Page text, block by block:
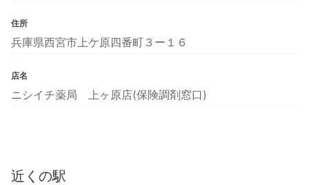
住所
兵庫県西宮市上ケ原四番町３ー１６
店名
ニシイチ薬局 上ヶ原店(保険調剤窓口)
近くの駅